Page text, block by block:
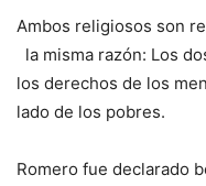
Ambos religiosos son
la misma razón: Los
los derechos de los
lado de los pobres.
Romero fue declarado